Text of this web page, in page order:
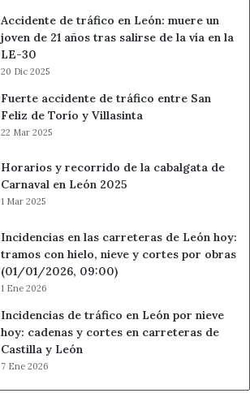
Accidente de tráfico en León: muere un
joven de 21 años tras salirse de la vía en la
LE-30
20 Dic 2025
Fuerte accidente de tráfico entre San
Feliz de Torío y Villasinta
22 Mar 2025
Horarios y recorrido de la cabalgata de
Carnaval en León 2025
1 Mar 2025
Incidencias en las carreteras de León hoy:
tramos con hielo, nieve y cortes por obras
(01/01/2026, 09:00)
1 Ene 2026
Incidencias de tráfico en León por nieve
hoy: cadenas y cortes en carreteras de
Castilla y León
7 Ene 2026